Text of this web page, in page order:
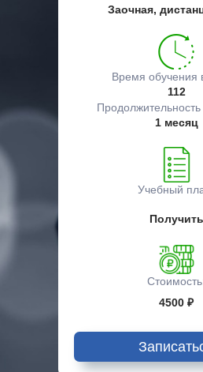
Заочная,
Время обучения
112
1 месяц
Учебный
Получить
4500 ₽